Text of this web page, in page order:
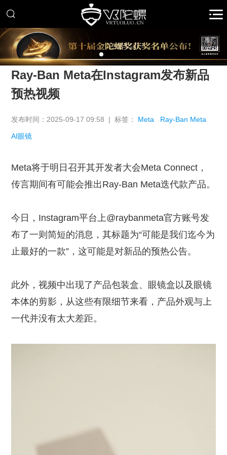
推广
Ray-Ban Meta在Instagram发布新品
预热视频
发布时间：2025-09-17 09:58 | 标签： Meta Ray-Ban Meta
AI眼镜
Meta将于明日召开其开发者大会Meta Connect，
传言期间有可能会推出Ray-Ban Meta迭代款产品。
今日，Instagram平台上@raybanmeta官方账号发
布了一则简短的消息，其标题为“可能是我们迄今为
止最好的一款”，这可能是对新品的预热公告。
此外，视频中出现了产品包装盒、眼镜盒以及眼镜
本体的剪影，从这些有限细节来看，产品外观与上
一代并没有太大差距。